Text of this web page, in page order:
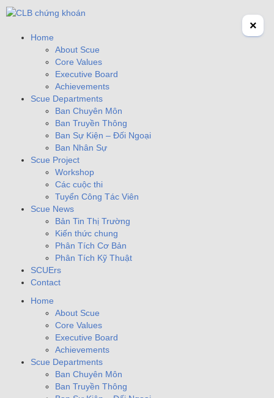
Home
About Scue
Core Values
Executive Board
Achievements
Scue Departments
Ban Chuyên Môn
Ban Truyền Thông
Ban Sự Kiện – Đối Ngoại
Ban Nhân Sự
Scue Project
Workshop
Các cuộc thi
Tuyển Công Tác Viên
Scue News
Bản Tin Thị Trường
Kiến thức chung
Phân Tích Cơ Bản
Phân Tích Kỹ Thuật
SCUErs
Contact
Home
About Scue
Core Values
Executive Board
Achievements
Scue Departments
Ban Chuyên Môn
Ban Truyền Thông
×